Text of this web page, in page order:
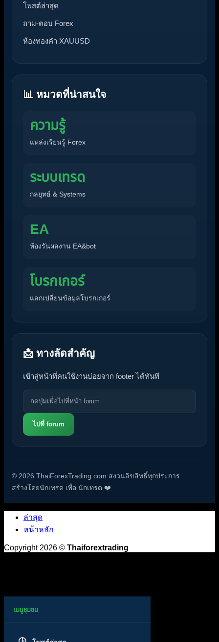
โพสต์ล่าสุด
ถาม-ตอบ Forex
ห้องทองคำ XAUUSD
📊 หมวดที่น่าสนใจ
ความรู้
แหล่งเรียนรู้ Forex
ระบบเทรด
กลยุทธ์ & Systems
EA
ห้องรันผลงาน EA&bot
โบรกเกอร์
แลกเปลี่ยนข้อมูลโบรกเกอร์
📩 ทางลัดสำคัญ
เข้าสู่หน้าที่คนใช้งานบ่อยจาก footer ได้ทันที
ไปที่ forum
© 2026 ThaiForexTrading.com สงวนลิขสิทธิ์ทุกประการ
สร้างโดยนักเทรด เพื่อ นักเทรด ❤️
ล่าสุด
หน้าหลัก
Copyright 2026 © Thaiforextrading